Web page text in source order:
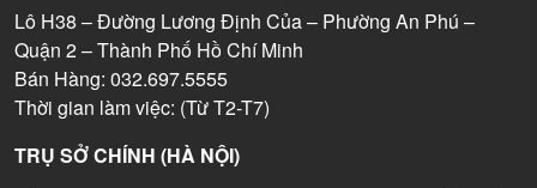
Lô H38 – Đường Lương Định Của – Phường An Phú –
Quận 2 – Thành Phố Hồ Chí Minh
Bán Hàng: 032.697.5555
Thời gian làm việc: (Từ T2-T7)
TRỤ SỞ CHÍNH (HÀ NỘI)